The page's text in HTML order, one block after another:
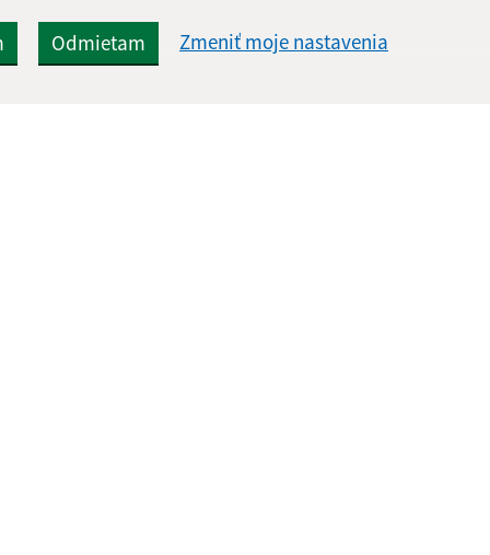
Odmietam Zmeniť moje nastavenia